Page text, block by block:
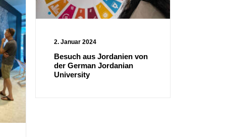
2. Januar 2024
Besuch aus Jordanien von
der German Jordanian
University